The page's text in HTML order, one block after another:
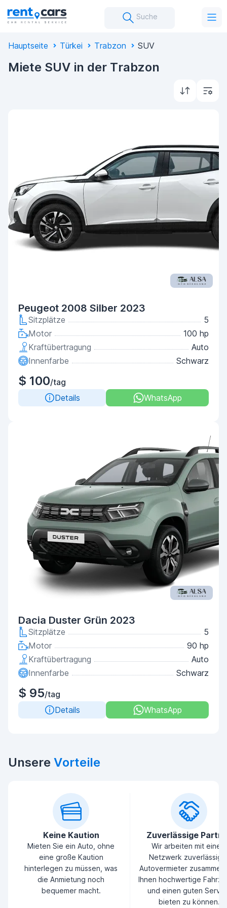
Suche
Hauptseite Türkei Trabzon SUV
Miete SUV in der Trabzon
Peugeot 2008 Silber 2023
Sitzplätze
5
Motor
100 hp
Kraftübertragung
Auto
Innenfarbe
Schwarz
$ 100/tag
Details
WhatsApp
Dacia Duster Grün 2023
Sitzplätze
5
Motor
90 hp
Kraftübertragung
Auto
Innenfarbe
Schwarz
$ 95/tag
Details
WhatsApp
Unsere Vorteile
Keine Kaution
Mieten Sie ein Auto, ohne
eine große Kaution
hinterlegen zu müssen, was
die Anmietung noch
bequemer macht.
Zuverlässige
Wir arbeiten mit einem
Netzwerk
Autovermieter
Ihnen hochwertige
und einen guten
bieten zu können.